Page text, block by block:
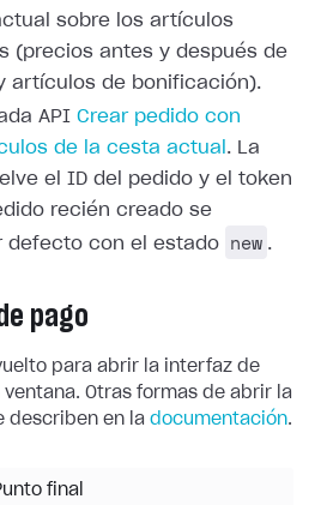
sobre los artículos
(precios antes y después de
artículos de bonificación).
API Crear pedido con
de la cesta actual . La
el ID del pedido y el token
recién creado se
defecto con el estado
new .
pago
para abrir la interfaz de
ventana. Otras formas de abrir la
describen en la documentación.
final